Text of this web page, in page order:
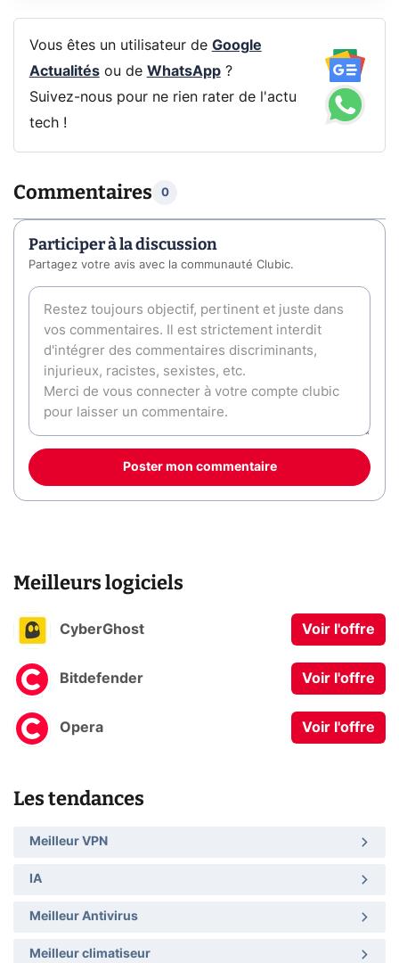
Vous êtes un utilisateur de Google
Actualitésou de WhatsApp?
Suivez-nous pour ne rien rater de l'actu
tech !
Commentaires 0
Participer à la discussion
Partagez votre avis avec la communauté Clubic.
Poster mon commentaire
Meilleurs logiciels
CyberGhost Voir l'offre
Bitdefender Voir l'offre
Opera Voir l'offre
Les tendances
Meilleur VPN
IA
Meilleur Antivirus
Meilleur climatiseur